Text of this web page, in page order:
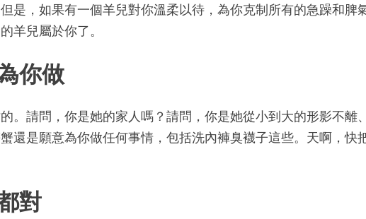
是，如果有一個羊兒對你溫柔以待，為你克制所有的急躁和脾
羊兒屬於你了。
你做
。請問，你是她的家人嗎？請問，你是她從小到大的形影不離
還是願意為你做任何事情，包括洗內褲臭襪子這些。天啊，快
對